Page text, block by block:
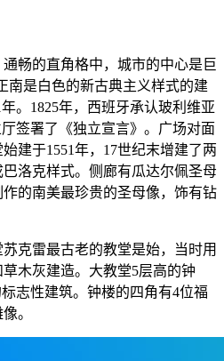
畅的直角格中，城市的中心是巨
南是白色的新古典主义样式的建
。1825年，西班牙承认玻利维亚
签署了《独立宣言》。广场对面
建于1551年，17世纪末增建了两
洛克样式。侧廊有瓜达尔佩圣母
的南美最珍贵的圣母像，饰有钻
克雷最古老的教堂是始，当时用
木灰建造。大教堂5层高的钟
志性建筑。钟楼的四角有4位福
。